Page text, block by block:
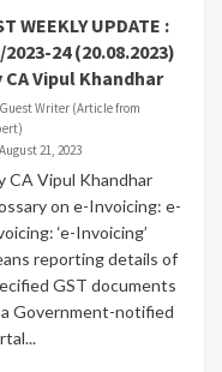
WEEKLY UPDATE :
2023-24 (20.08.2023)
CA Vipul Khandhar
Guest Writer (Article from
August 21, 2023
CA Vipul Khandhar
on e-Invoicing: e-
‘e-Invoicing’
reporting details of
GST documents
Government-notified